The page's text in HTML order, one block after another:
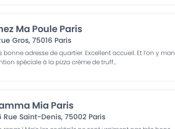
Ma Poule Paris
Gros,75016 Paris
bonne adresse de quartier. Excellent accueil. Et l’on y
spéciale à la pizza crème de truff...
Mia Paris
Rue Saint-Denis,75002 Paris